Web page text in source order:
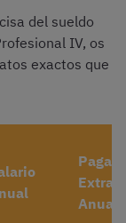
del sueldo
IV, os
exactos que
Paga
Extra
Anual